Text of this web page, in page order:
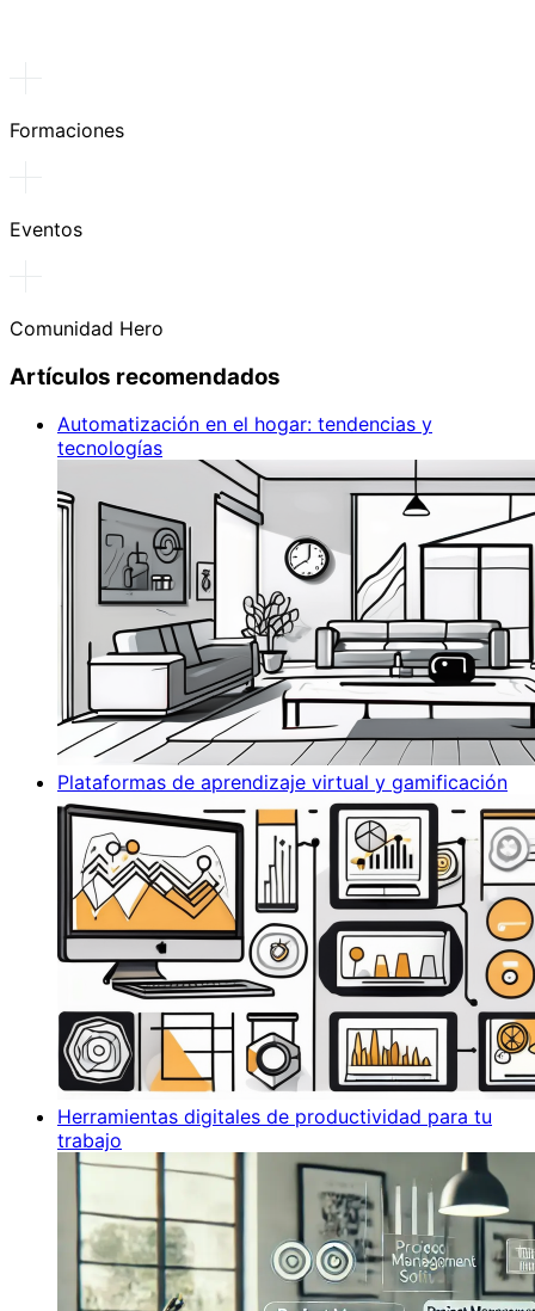
Formaciones
Eventos
Comunidad Hero
Artículos recomendados
Automatización en el hogar: tendencias y
tecnologías
Plataformas de aprendizaje virtual y gamificación
Herramientas digitales de productividad para tu
trabajo